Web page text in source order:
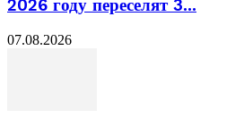
2026 году переселят 3...
07.08.2026